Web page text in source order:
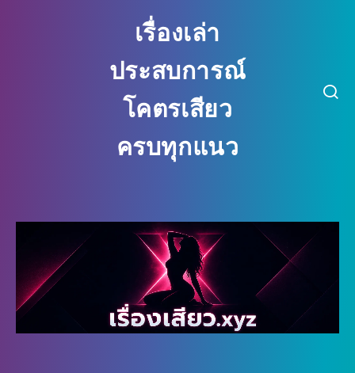
เรื่องเล่า
ประสบการณ์
โคตรเสียว
ครบทุกแนว